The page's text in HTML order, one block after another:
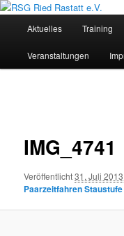
Zum
wechseln
RSG Ried
Sportliches Radfahren in
Aktuelles Training
Veranstaltungen
IMG_4741
Veröffentlicht31. Juli 2013
Paarzeitfahren